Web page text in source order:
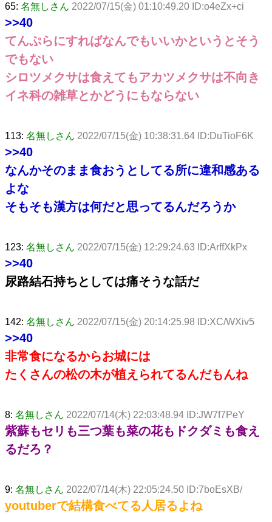
65: 名無しさん 2022/07/15(金) 01:10:49.20 ID:o4eZx+ci
>>40
てんぷらにすればなんでもいいかというとそう
でもない
シロツメクサは食えてもアカツメクサは不向き
イネ科の雑草とかどうにもならない
113: 名無しさん 2022/07/15(金) 10:38:31.64 ID:DuTioF6K
>>40
なんかそのまま食おうとしてる所に違和感ある
よな
そもそも漢方は何だと思ってるんだろうか
123: 名無しさん 2022/07/15(金) 12:29:24.63 ID:ArffXkPx
>>40
尿路結石持ちとしては痛そうな話だ
142: 名無しさん 2022/07/15(金) 20:14:25.98 ID:XC/WXiv5
>>40
非常食になるからお城には
たくさんの松の木が植えられてるんだもんね
8: 名無しさん 2022/07/14(木) 22:03:48.94 ID:JW7f7PeY
紫蘇もセリも三つ葉も菜の花もドクダミも食え
るだろ？
9: 名無しさん 2022/07/14(木) 22:05:24.50 ID:7boEsXB/
youtuberで結構食べてる人居るよね